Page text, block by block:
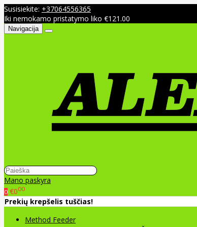
Susisiekite: +37064556365
Iki nemokamo pristatymo liko €121.00
Navigacija
Mano paskyra
0 €000
Prekių krepšelis tuščias!
Method Feeder